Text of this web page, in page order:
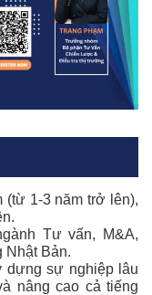
(từ 1-3 năm trở lên),
Tư vấn, M&A,
Nhật Bản.
dựng sự nghiệp lâu
nâng cao cả tiếng